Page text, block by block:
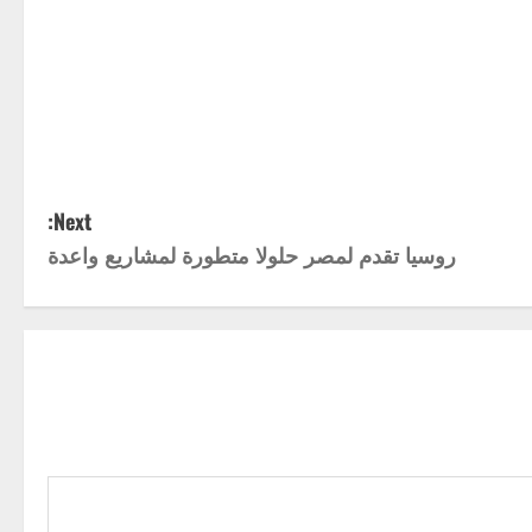
Next:
روسيا تقدم لمصر حلولا متطورة لمشاريع واعدة